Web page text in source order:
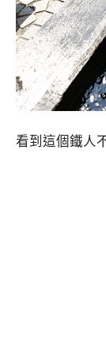
看到這個鐵人